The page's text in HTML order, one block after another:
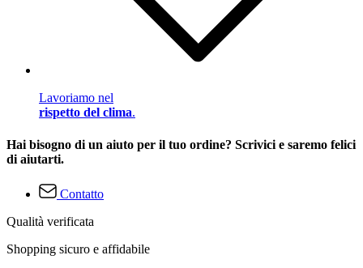
Lavoriamo nel
rispetto del clima.
Hai bisogno di un aiuto per il tuo ordine? Scrivici e saremo felici
di aiutarti.
Contatto
Qualità verificata
Shopping sicuro e affidabile